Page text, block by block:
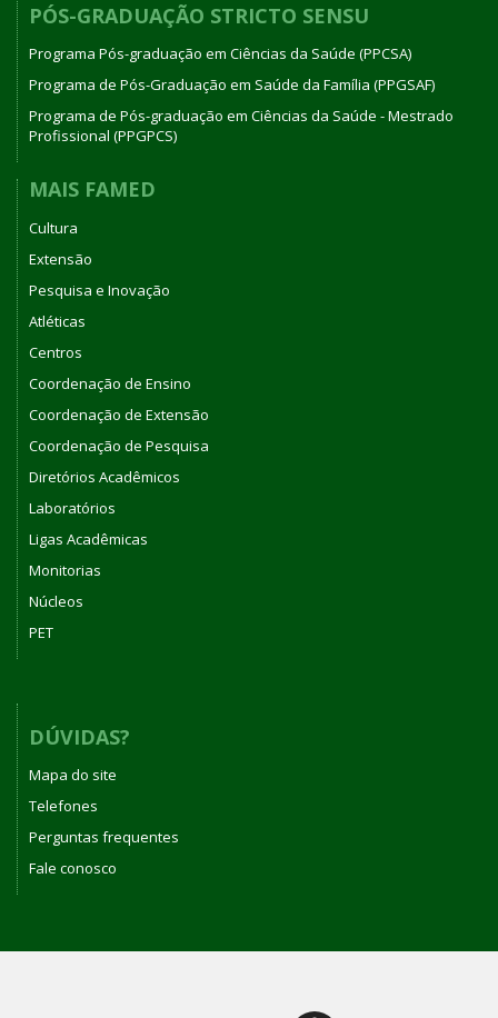
PÓS-GRADUAÇÃO STRICTO SENSU
Programa Pós-graduação em Ciências da Saúde (PPCSA)
Programa de Pós-Graduação em Saúde da Família (PPGSAF)
Programa de Pós-graduação em Ciências da Saúde - Mestrado
Profissional (PPGPCS)
MAIS FAMED
Cultura
Extensão
Pesquisa e Inovação
Atléticas
Centros
Coordenação de Ensino
Coordenação de Extensão
Coordenação de Pesquisa
Diretórios Acadêmicos
Laboratórios
Ligas Acadêmicas
Monitorias
Núcleos
PET
DÚVIDAS?
Mapa do site
Telefones
Perguntas frequentes
Fale conosco